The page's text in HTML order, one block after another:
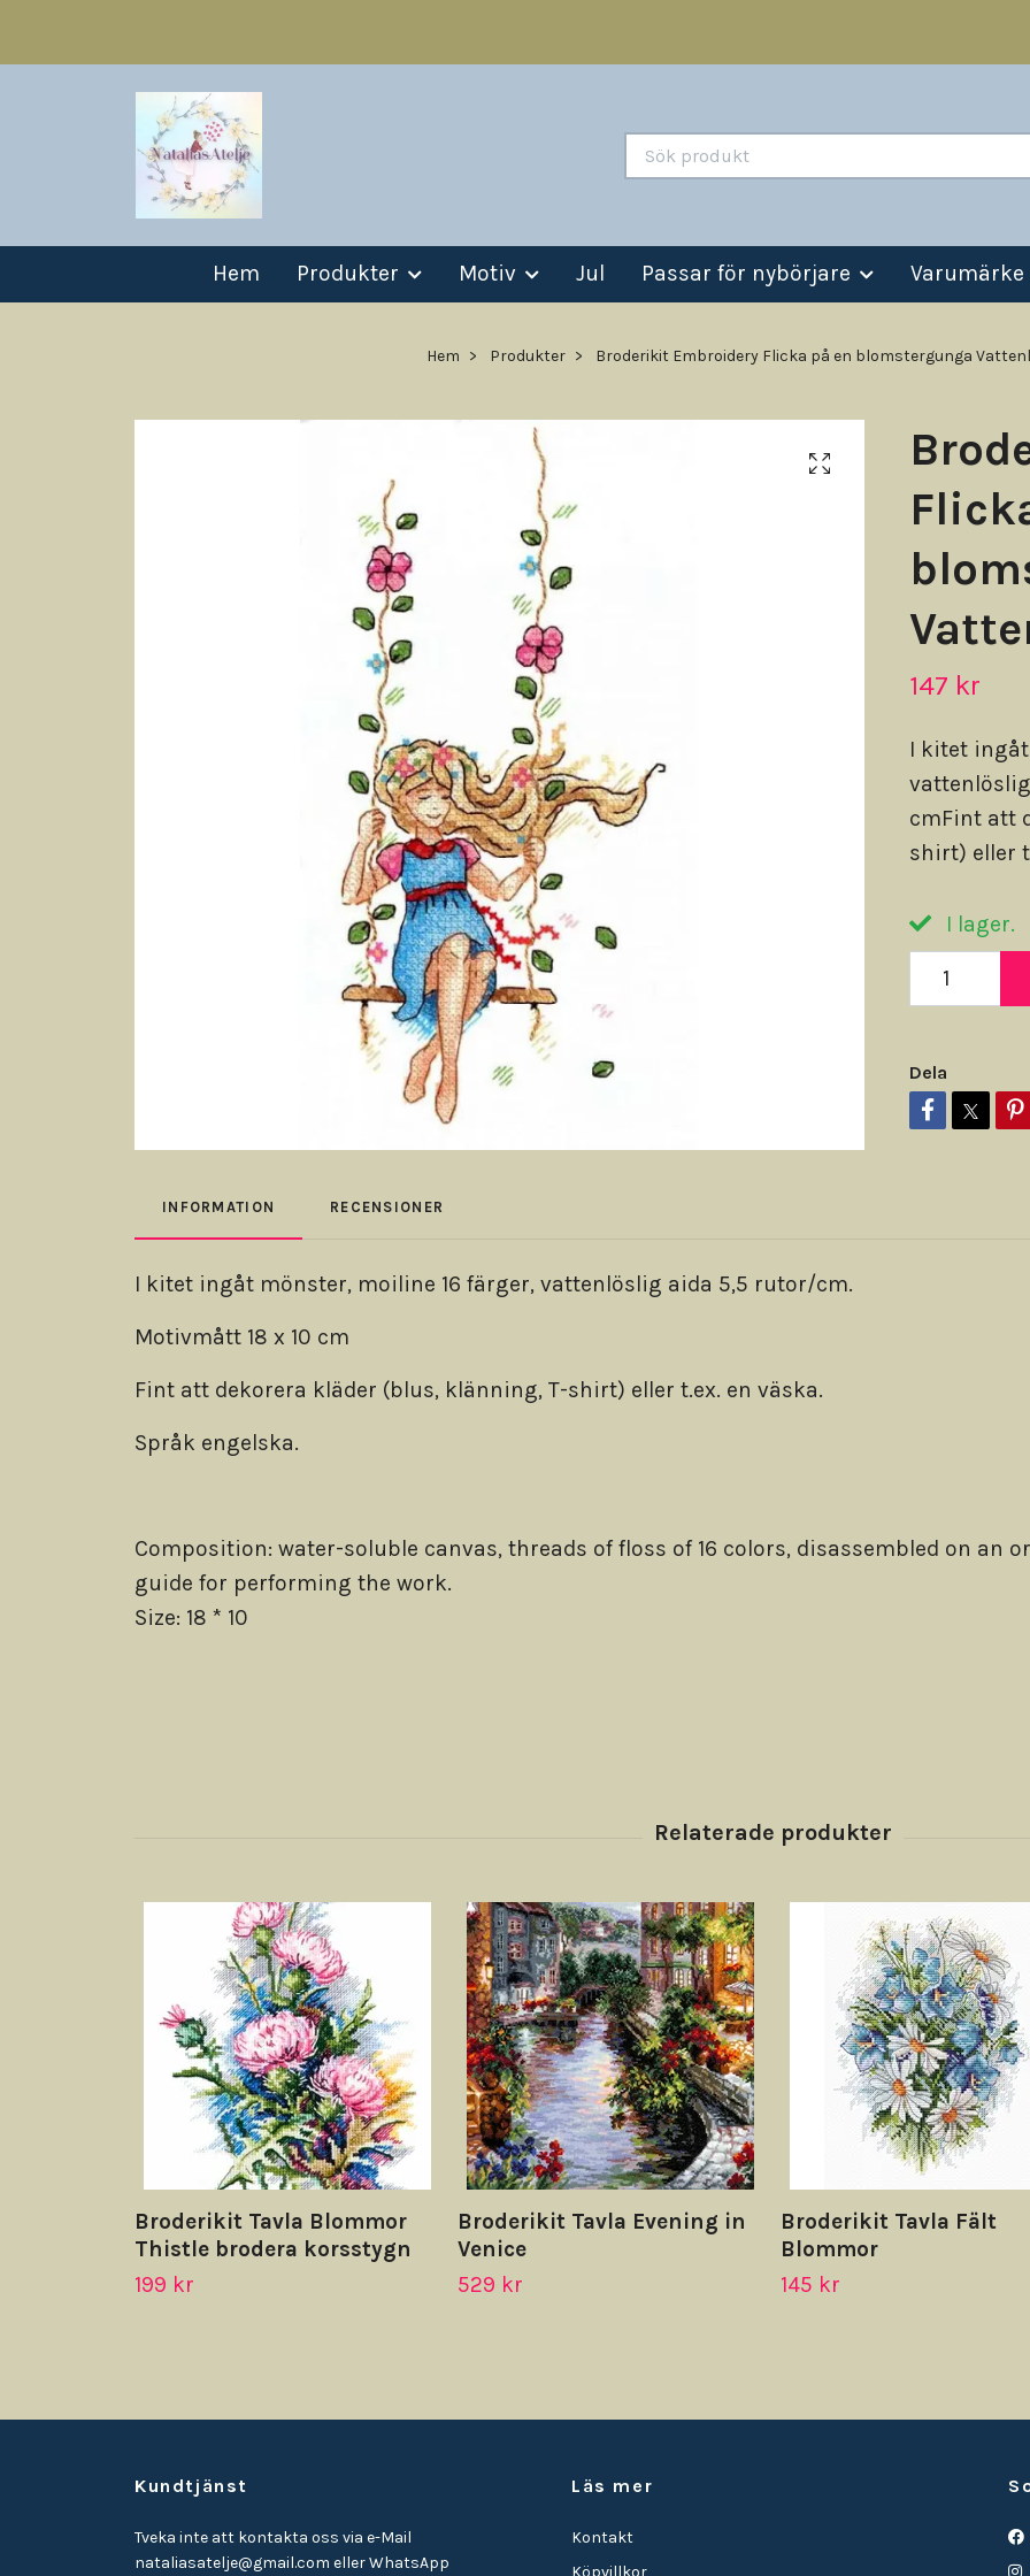
Hem Produkter Motiv Jul Passar för nybörjare Varumärke
Hem Produkter Broderikit Embroidery Flicka på en blomstergunga
147 kr
I kitet
cmFint att
shirt) eller
I lager.
Dela
INFORMATION RECENSIONER
I kitet ingåt mönster, moiline 16 färger, vattenlöslig aida 5,5 rutor/cm.
Motivmått 18 x 10 cm
Fint att dekorera kläder (blus, klänning, T-shirt) eller t.ex. en väska.
Språk engelska.
Composition: water-soluble canvas, threads of floss of 16 colors, disassembled on an
guide for performing the work.
Size: 18 * 10
Broderikit Tavla Blommor
Thistle brodera korsstygn
199 kr
Broderikit Tavla Evening in
Venice
529 kr
Broderikit Tavla Fält
Blommor
145 kr
Kundtjänst
Tveka inte att kontakta oss via e-Mail
nataliasatelje@gmail.com eller WhatsApp
Läs mer
Kontakt